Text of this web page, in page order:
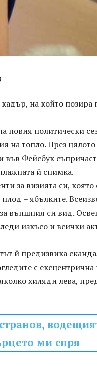
на който позира
новия политически
на топло. През
във Фейсбук
й снимка.
за визията си, която
– ябълките.
външния си вид.
изкъсо и всички
й предизвика
с
хиляди лева,
ми спря